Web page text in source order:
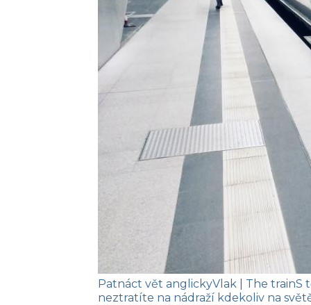
Patnáct vět anglickyVlak | The trainS
neztratíte na nádraží kdekoliv na